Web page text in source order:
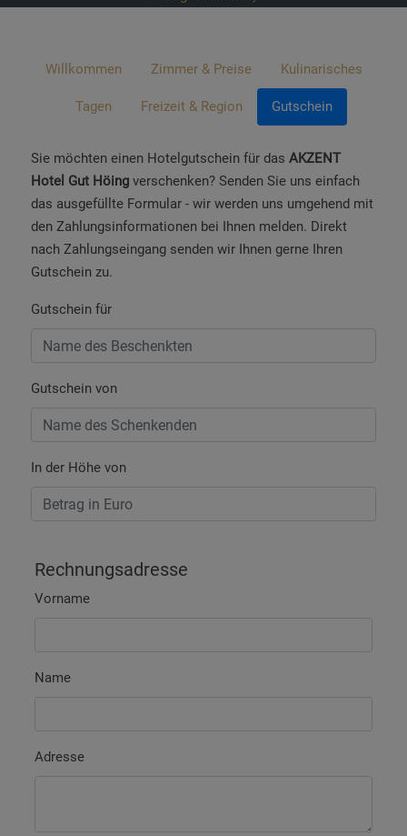
Willkommen Zimmer & Preise Kulinarisches
Tagen Freizeit & Region Gutschein
Sie möchten einen Hotelgutschein für das AKZENT
Hotel Gut Höing verschenken? Senden Sie uns einfach
das ausgefüllte Formular - wir werden uns umgehend mit
den Zahlungsinformationen bei Ihnen melden. Direkt
nach Zahlungseingang senden wir Ihnen gerne Ihren
Gutschein zu.
Gutschein für
Gutschein von
In der Höhe von
Rechnungsadresse
Vorname
Name
Adresse